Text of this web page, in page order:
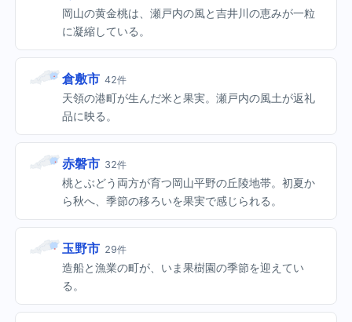
岡山の黄金桃は、瀬戸内の風と吉井川の恵みが一粒
に凝縮している。
倉敷市 42件
天領の港町が生んだ米と果実。瀬戸内の風土が返礼
品に映る。
赤磐市 32件
桃とぶどう両方が育つ岡山平野の丘陵地帯。初夏か
ら秋へ、季節の移ろいを果実で感じられる。
玉野市 29件
造船と漁業の町が、いま果樹園の季節を迎えてい
る。